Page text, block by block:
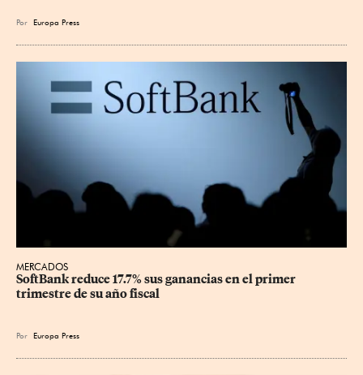
Por Europa Press
MERCADOS
SoftBank reduce 17.7% sus ganancias en el primer
trimestre de su año fiscal
Por Europa Press